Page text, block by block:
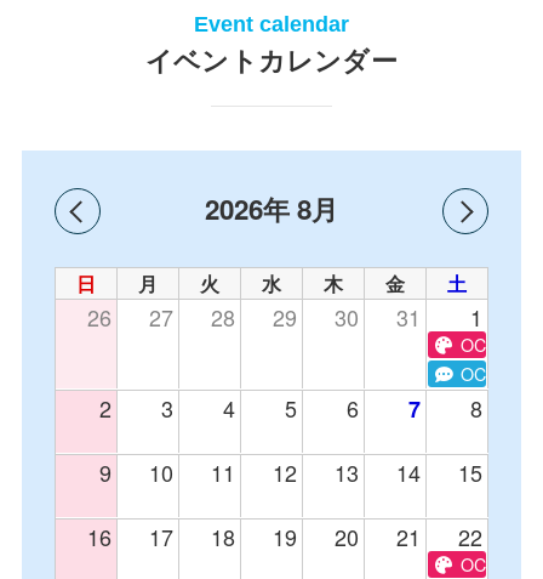
Event calendar
イベントカレンダー
2026年 8月
日 月 火 水 木 金 土
26 27 28 29 30 31 1
OC テキ
OC e-
2 3 4 5 6 7 8
9 10 11 12 13 14 15
16 17 18 19 20 21 22
OC グラ